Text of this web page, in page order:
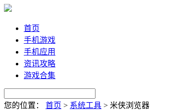
首页
手机游戏
手机应用
资讯攻略
游戏合集
您的位置： 首页 > 系统工具 > 米侠浏览器